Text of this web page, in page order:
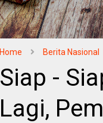
Home Berita Nasional
Siap -
Lagi,